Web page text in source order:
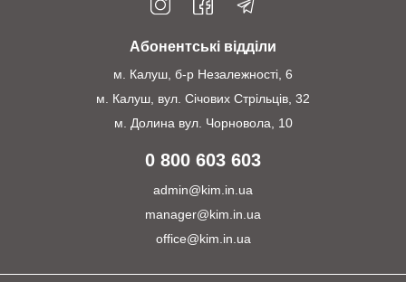
Абонентські відділи
м. Калуш, б-р Незалежності, 6
м. Калуш, вул. Січових Стрільців, 32
м. Долина вул. Чорновола, 10
0 800 603 603
admin@kim.in.ua
manager@kim.in.ua
office@kim.in.ua